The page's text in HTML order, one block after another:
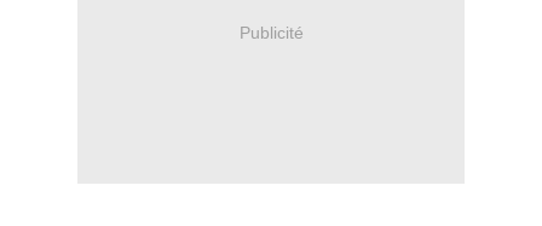
Publicité